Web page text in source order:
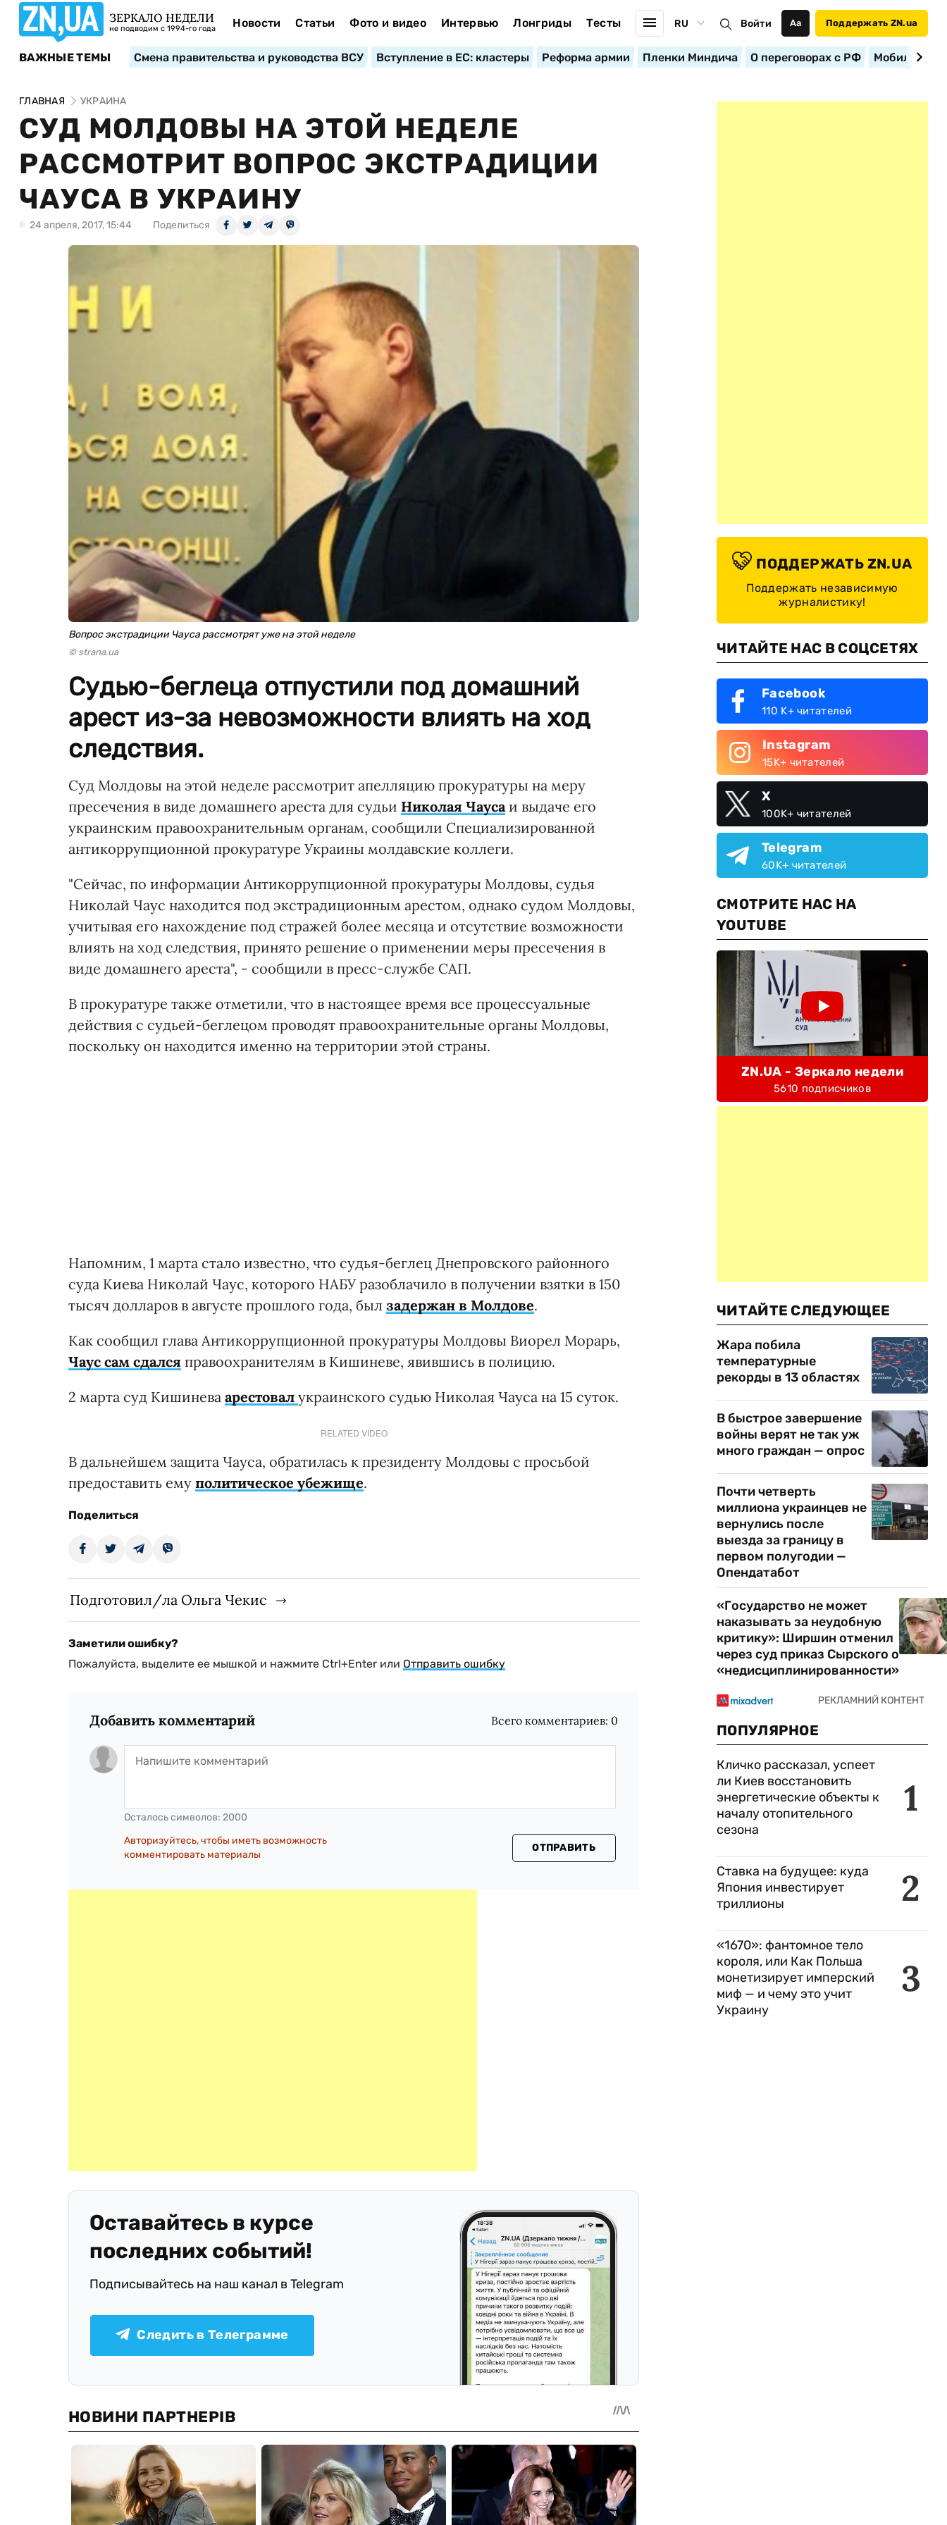
ЗЕРКАЛО НЕДЕЛИ
не подводим с 1994-го года Новости Статьи Фото и видео Интервью Лонгриды Тесты RU Войти Аа Поддержать ZN.ua
ВАЖНЫЕ ТЕМЫ Смена правительства и руководства ВСУ Вступление в ЕС: кластеры Реформа армии Пленки Миндича О переговорах с РФ
ГЛАВНАЯ УКРАИНА
СУД МОЛДОВЫ НА ЭТОЙ НЕДЕЛЕ
РАССМОТРИТ ВОПРОС ЭКСТРАДИЦИИ
ЧАУСА В УКРАИНУ
24 апреля, 2017, 15:44 Поделиться
Вопрос экстрадиции Чауса рассмотрят уже на этой неделе
© strana.ua
Судью-беглеца отпустили под домашний
арест из-за невозможности влиять на ход
следствия.
Суд Молдовы на этой неделе рассмотрит апелляцию прокуратуры на меру
пресечения в виде домашнего ареста для судьи Николая Чауса и выдаче его
украинским правоохранительным органам, сообщили Специализированной
антикоррупционной прокуратуре Украины молдавские коллеги.
"Сейчас, по информации Антикоррупционной прокуратуры Молдовы, судья
Николай Чаус находится под экстрадиционным арестом, однако судом Молдовы,
учитывая его нахождение под стражей более месяца и отсутствие возможности
влиять на ход следствия, принято решение о применении меры пресечения в
виде домашнего ареста", - сообщили в пресс-службе САП.
В прокуратуре также отметили, что в настоящее время все процессуальные
действия с судьей-беглецом проводят правоохранительные органы Молдовы,
поскольку он находится именно на территории этой страны.
Напомним, 1 марта стало известно, что судья-беглец Днепровского районного
суда Киева Николай Чаус, которого НАБУ разоблачило в получении взятки в 150
тысяч долларов в августе прошлого года, был задержан в Молдове.
Как сообщил глава Антикоррупционной прокуратуры Молдовы Виорел Морарь,
Чаус сам сдался правоохранителям в Кишиневе, явившись в полицию.
2 марта суд Кишинева арестовал украинского судью Николая Чауса на 15 суток.
RELATED VIDEO
В дальнейшем защита Чауса, обратилась к президенту Молдовы с просьбой
предоставить ему политическое убежище.
Поделиться
Подготовил/ла Ольга Чекис
Заметили ошибку?
Пожалуйста, выделите ее мышкой и нажмите Ctrl+Enter или Отправить ошибку
Добавить комментарий Всего комментариев: 0
Осталось символов: 2000
Авторизуйтесь, чтобы иметь возможность
комментировать материалы
ОТПРАВИТЬ
Оставайтесь в курсе
последних событий!
Подписывайтесь на наш канал в Telegram
Следить в Телеграмме
ПОДДЕРЖАТЬ ZN.UA
Поддержать независимую
журналистику!
ЧИТАЙТЕ НАС В СОЦСЕТЯХ
Facebook
110 K+ читателей
Instagram
15K+ читателей
X
100K+ читателей
Telegram
60K+ читателей
СМОТРИТЕ НАС НА
YOUTUBE
ZN.UA - Зеркало недели
5610 подписчиков
ЧИТАЙТЕ СЛЕДУЮЩЕЕ
Жара побила
температурные
рекорды в 13 областях
В быстрое завершение
войны верят не так уж
много граждан — опрос
Почти четверть
миллиона украинцев не
вернулись после
выезда за границу в
первом полугодии —
Опендатабот
«Государство не может
наказывать за неудобную
критику»: Ширшин отменил
через суд приказ Сырского о
«недисциплинированности»
ПОПУЛЯРНОЕ
1
Кличко рассказал, успеет
ли Киев восстановить
энергетические объекты к
началу отопительного
сезона
2
Ставка на будущее: куда
Япония инвестирует
триллионы
3
«1670»: фантомное тело
короля, или Как Польша
монетизирует имперский
миф — и чему это учит
Украину